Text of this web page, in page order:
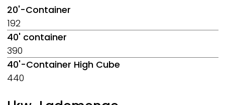
20'-Container
192
40' container
390
40'-Container High Cube
440